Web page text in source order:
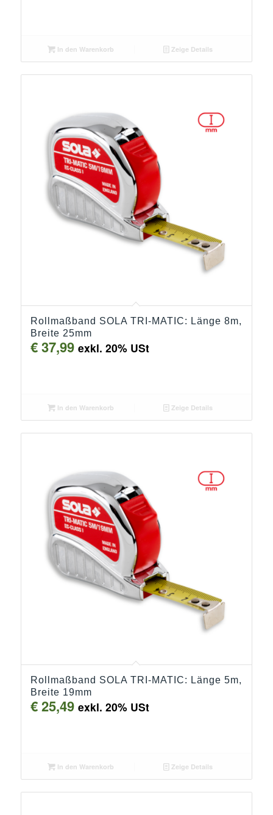
In den Warenkorb Zeige Details
Rollmaßband SOLA TRI-MATIC: Länge 8m,
Breite 25mm
€37,99 exkl. 20% USt
In den Warenkorb Zeige Details
Rollmaßband SOLA TRI-MATIC: Länge 5m,
Breite 19mm
€25,49 exkl. 20% USt
In den Warenkorb Zeige Details